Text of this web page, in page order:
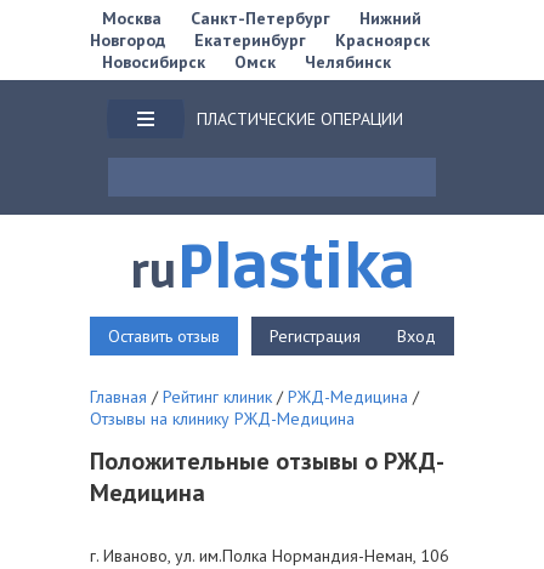
Москва Санкт-Петербург
Нижний
Новгород
Екатеринбург
Красноярск
Новосибирск
Омск Челябинск
ПЛАСТИЧЕСКИЕ ОПЕРАЦИИ
ruPlastika
Оставить отзыв Регистрация Вход
Главная / Рейтинг клиник / РЖД-Медицина /
Отзывы на клинику РЖД-Медицина
Положительные отзывы о РЖД-
Медицина
г. Иваново, ул. им.Полка Нормандия-Неман, 106